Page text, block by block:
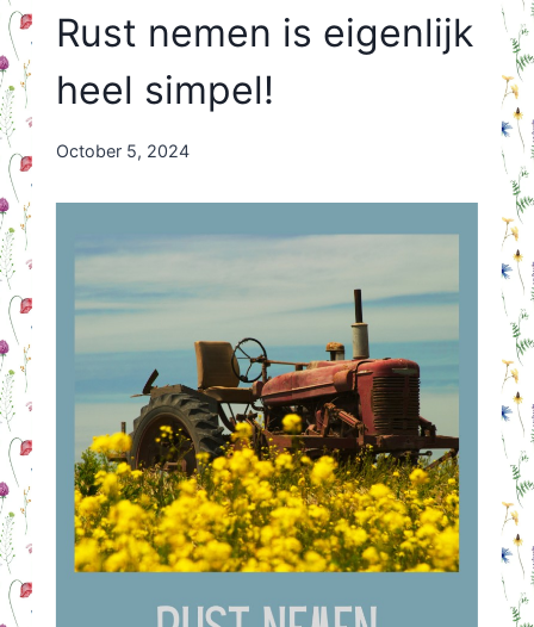
Rust nemen is eigenlijk
heel simpel!
By
Orriëns
October 5, 2024